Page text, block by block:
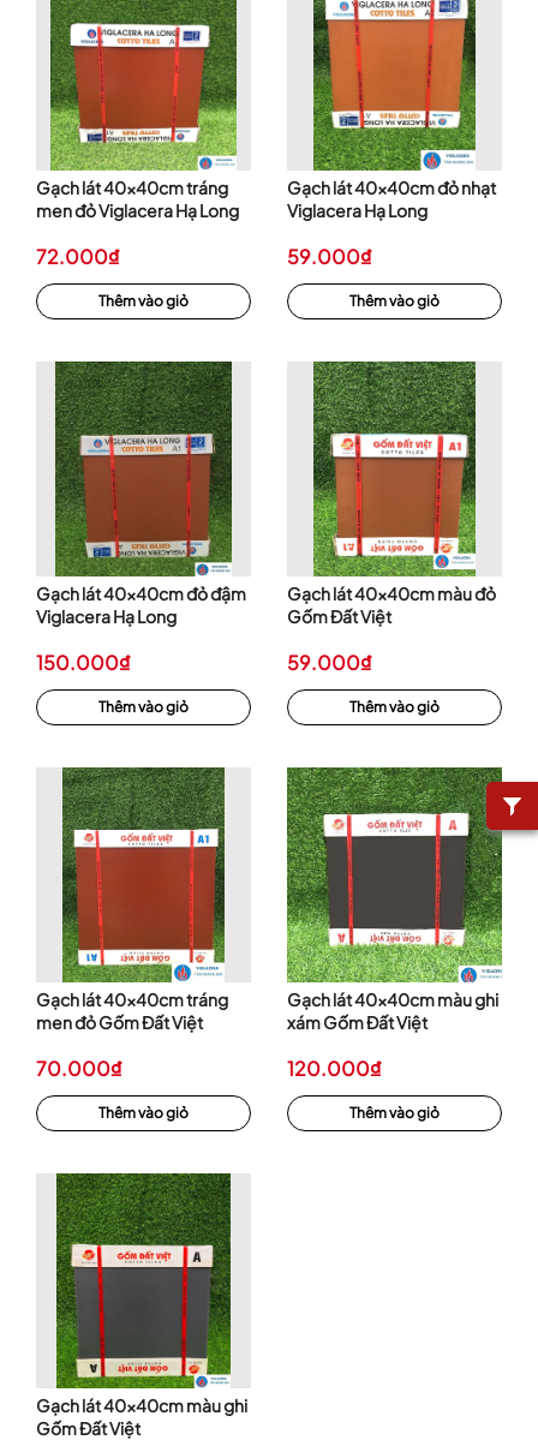
Gạch lát 40x40cm tráng
men đỏ Viglacera Hạ Long
72.000₫
Thêm vào giỏ
Gạch lát 40x40cm đỏ nhạt
Viglacera Hạ Long
59.000₫
Thêm vào giỏ
Gạch lát 40x40cm đỏ đậm
Viglacera Hạ Long
150.000₫
Thêm vào giỏ
Gạch lát 40x40cm màu đỏ
Gốm Đất Việt
59.000₫
Thêm vào giỏ
Gạch lát 40x40cm tráng
men đỏ Gốm Đất Việt
70.000₫
Thêm vào giỏ
Gạch lát 40x40cm màu ghi
xám Gốm Đất Việt
120.000₫
Thêm vào giỏ
Gạch lát 40x40cm màu ghi
Gốm Đất Việt